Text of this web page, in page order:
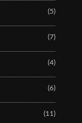
(5)
(7)
(4)
(6)
(11)